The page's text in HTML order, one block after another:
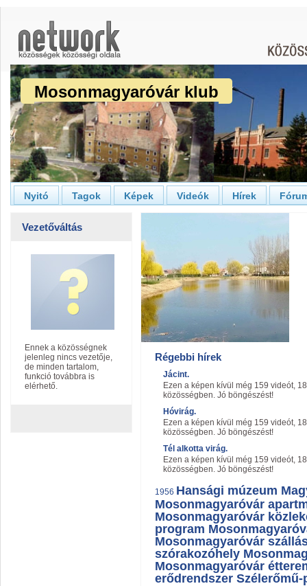
Mosonmagyaróvár klub
Nyitó Tagok Képek Videók Hírek
Vezetőváltás
Ennek a közösségnek
jelenleg nincs vezetője,
de minden tartalom,
funkció továbbra is
elérhető.
Régebbi hírek
Jácint.
Ezen a képen kívül még 159 videót,
közösségben. Jó böngészést!
Hóvirág.
Ezen a képen kívül még 159 videót,
közösségben. Jó böngészést!
Tél alkotta virág.
Ezen a képen kívül még 159 videót,
közösségben. Jó böngészést!
1956 Hansági múzeum
Mosonmagyaróvár
Mosonmagyaróvár
program
Mosonmagyaróvár
szórakozóhely
Mosonmagyaróvár
erődrendszer Szélerőmű-